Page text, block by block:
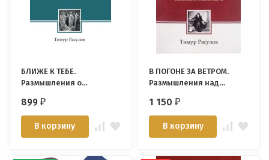
БЛИЖЕ К ТЕБЕ.
Размышления о
Расулов
899₽
В корзину
В ПОГОНЕ ЗА ВЕТРОМ.
Размышления над
Тимур Расулов
1 150₽
В корзину